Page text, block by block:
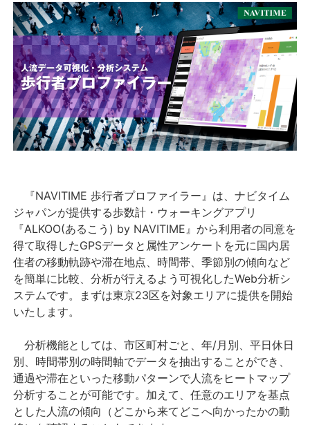
『NAVITIME 歩行者プロファイラー』は、ナビタイム
ジャパンが提供する歩数計・ウォーキングアプリ
『ALKOO(あるこう) by NAVITIME』から利用者の同意を
得て取得したGPSデータと属性アンケートを元に国内居
住者の移動軌跡や滞在地点、時間帯、季節別の傾向など
を簡単に比較、分析が行えるよう可視化したWeb分析シ
ステムです。まずは東京23区を対象エリアに提供を開始
いたします。
分析機能としては、市区町村ごと、年/月別、平日休日
別、時間帯別の時間軸でデータを抽出することができ、
通過や滞在といった移動パターンで人流をヒートマップ
分析することが可能です。加えて、任意のエリアを基点
とした人流の傾向（どこから来てどこへ向かったかの動